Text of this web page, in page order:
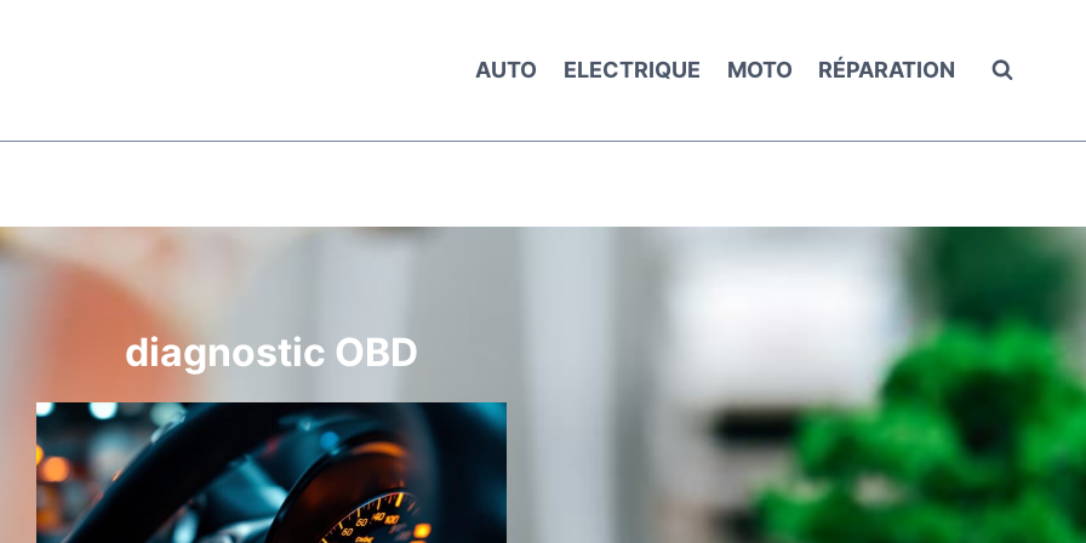
AUTO ELECTRIQUE MOTO RÉPARATION
diagnostic OBD